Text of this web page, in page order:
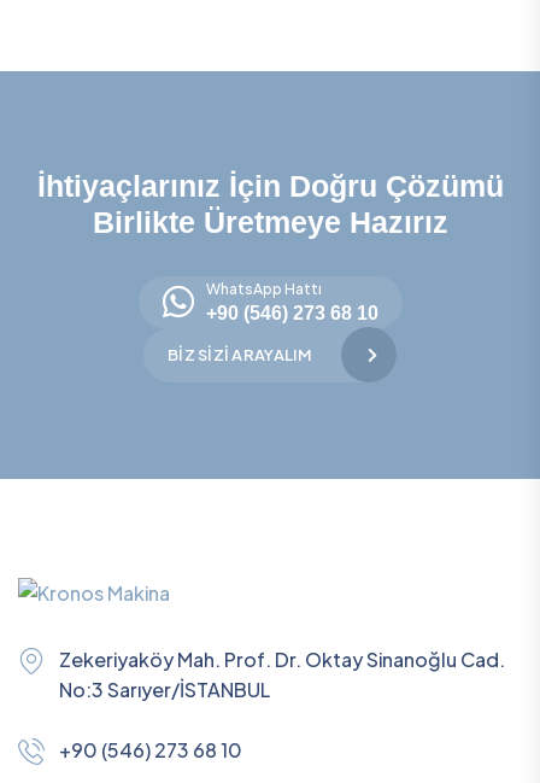
İhtiyaçlarınız İçin Doğru Çözümü
Birlikte Üretmeye Hazırız
WhatsApp Hattı
+90 (546) 273 68 10
BIZ SIZI ARAYALIM
Zekeriyaköy Mah. Prof. Dr. Oktay Sinanoğlu Cad.
No:3 Sarıyer/İSTANBUL
+90 (546) 273 68 10